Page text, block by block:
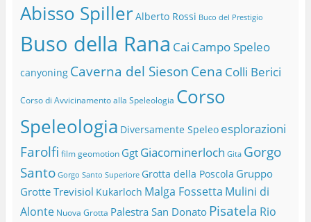
Abisso SpillerAlberto Rossi Buco del Prestigio
Buso della Rana Cai Campo Speleo
canyoning Caverna del Sieson Cena Colli Berici
Corso di Avvicinamento alla Speleologia Corso
Speleologia Diversamente Speleo esplorazioni
Farolfi film geomotion Ggt Giacominerloch Gita Gorgo
Santo Gorgo Santo Superiore Grotta della Poscola Gruppo
Grotte Trevisiol Kukarloch Malga Fossetta Mulini di
Alonte Nuova Grotta Palestra San Donato Pisatela Rio